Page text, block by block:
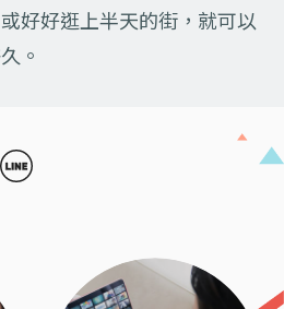
好好逛上半天的街，就可以
。